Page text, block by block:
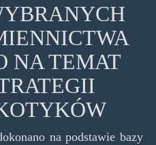
NA TEMAT
na podstawie bazy